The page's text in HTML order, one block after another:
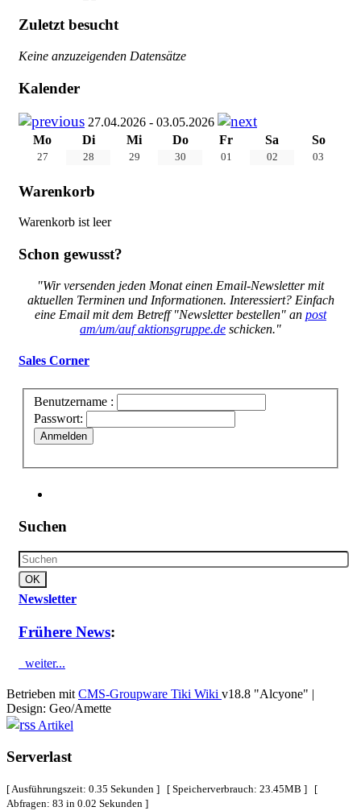
Zuletzt besucht
Keine anzuzeigenden Datensätze
Kalender
27.04.2026 - 03.05.2026
Mo
Di Mi Do Fr Sa So
27 28 29 30 01 02 03
Warenkorb
Warenkorb ist leer
Schon gewusst?
"Wir versenden jeden Monat einen Email-Newsletter mit
aktuellen Terminen und Informationen. Interessiert? Einfach
eine Email mit dem Betreff "Newsletter bestellen" an post
am/um/auf aktionsgruppe.de schicken."
Sales Corner
Benutzername :
Passwort:
Anmelden
Suchen
Newsletter
Frühere News:
weiter...
Betrieben mit CMS-Groupware Tiki Wiki v18.8 "Alcyone" |
Design: Geo/Amette
Artikel
Serverlast
[ Ausführungszeit: 0.35 Sekunden ] [ Speicherverbrauch: 23.45MB ] [
Abfragen: 83 in 0.02 Sekunden ]